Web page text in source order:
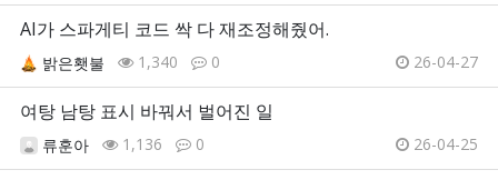
AI가 스파게티 코드 싹 다 재조정해줬어.
밝은횃불 1,340 0 26-04-27
여탕 남탕 표시 바꿔서 벌어진 일
류훈아 1,136 0 26-04-25